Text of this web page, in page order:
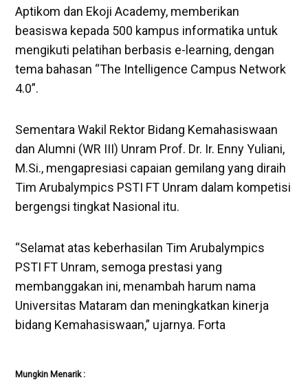
Aptikom dan Ekoji Academy, memberikan
beasiswa kepada 500 kampus informatika untuk
mengikuti pelatihan berbasis e-learning, dengan
tema bahasan “The Intelligence Campus Network
4.0”.
Sementara Wakil Rektor Bidang Kemahasiswaan
dan Alumni (WR III) Unram Prof. Dr. Ir. Enny Yuliani,
M.Si., mengapresiasi capaian gemilang yang diraih
Tim Arubalympics PSTI FT Unram dalam kompetisi
bergengsi tingkat Nasional itu.
“Selamat atas keberhasilan Tim Arubalympics
PSTI FT Unram, semoga prestasi yang
membanggakan ini, menambah harum nama
Universitas Mataram dan meningkatkan kinerja
bidang Kemahasiswaan,” ujarnya. Forta
Mungkin Menarik :